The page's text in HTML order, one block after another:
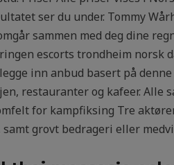
ser du under. Tommy
sammen med deg dine
escorts trondheim norsk
inn anbud basert på
restauranter og kafeer. Alle
for kampfiksing Tre
grovt bedrageri eller